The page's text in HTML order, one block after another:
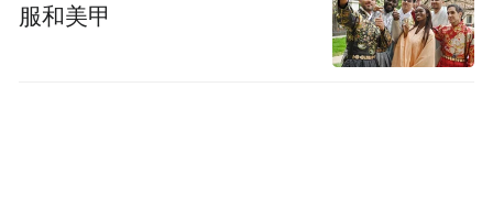
服和美甲